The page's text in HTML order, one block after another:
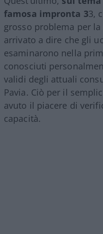
famosa impronta 33,
grosso problema per
arrivato a dire che gli
esaminarono nella
conosciuti
validi degli attuali
Pavia. Ciò per il
avuto il piacere di
capacità.